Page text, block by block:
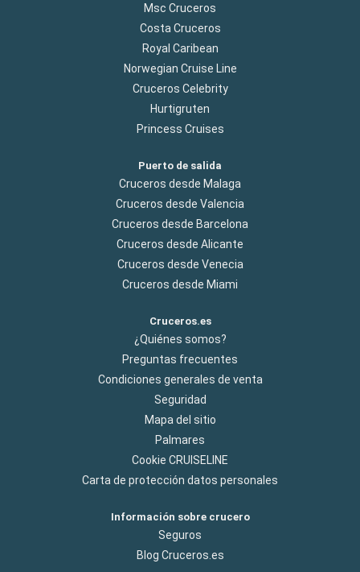
Msc Cruceros
Costa Cruceros
Royal Caribean
Norwegian Cruise Line
Cruceros Celebrity
Hurtigruten
Princess Cruises
Puerto de salida
Cruceros desde Malaga
Cruceros desde Valencia
Cruceros desde Barcelona
Cruceros desde Alicante
Cruceros desde Venecia
Cruceros desde Miami
Cruceros.es
¿Quiénes somos?
Preguntas frecuentes
Condiciones generales de venta
Seguridad
Mapa del sitio
Palmares
Cookie CRUISELINE
Carta de protección datos personales
Información sobre crucero
Seguros
Blog Cruceros.es